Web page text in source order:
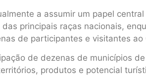
a assumir um papel
principais raças nacionais,
de participantes e visitantes ao
de dezenas de municípios
produtos e potencial